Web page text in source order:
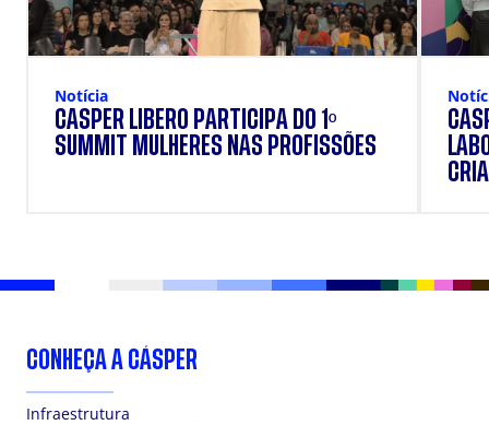
Notícia
CÁSPER LÍBERO PARTICIPA DO 1º
SUMMIT MULHERES NAS PROFISSÕES
CONHEÇA A CÁSPER
Infraestrutura